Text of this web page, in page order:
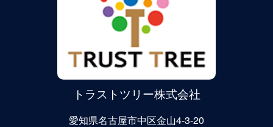
トラストツリー株式会社
愛知県名古屋市中区金山4-3-20